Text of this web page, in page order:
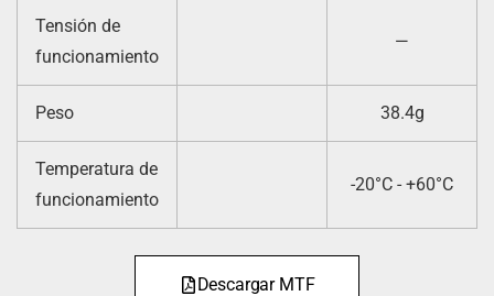
Tensión de
funcionamiento
—
Peso 38.4g
Temperatura de
funcionamiento
-20°C - +60°C
Descargar MTF